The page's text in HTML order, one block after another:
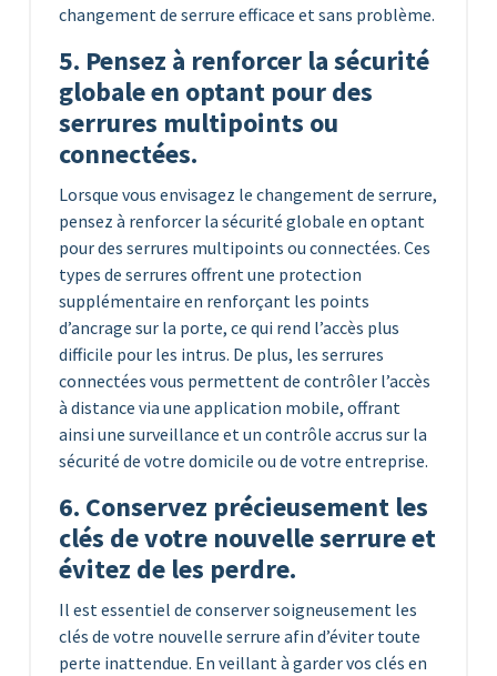
changement de serrure efficace et sans problème.
5. Pensez à renforcer la sécurité
globale en optant pour des
serrures multipoints ou
connectées.
Lorsque vous envisagez le changement de serrure,
pensez à renforcer la sécurité globale en optant
pour des serrures multipoints ou connectées. Ces
types de serrures offrent une protection
supplémentaire en renforçant les points
d’ancrage sur la porte, ce qui rend l’accès plus
difficile pour les intrus. De plus, les serrures
connectées vous permettent de contrôler l’accès
à distance via une application mobile, offrant
ainsi une surveillance et un contrôle accrus sur la
sécurité de votre domicile ou de votre entreprise.
6. Conservez précieusement les
clés de votre nouvelle serrure et
évitez de les perdre.
Il est essentiel de conserver soigneusement les
clés de votre nouvelle serrure afin d’éviter toute
perte inattendue. En veillant à garder vos clés en